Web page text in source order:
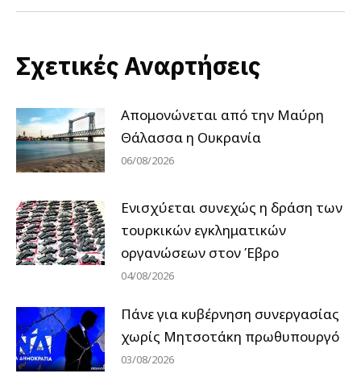
Σχετικές Αναρτήσεις
Απομονώνεται από την Μαύρη
Θάλασσα η Ουκρανία
06/08/2026
Ενισχύεται συνεχώς η δράση των
τουρκικών εγκληματικών
οργανώσεων στον Έβρο
04/08/2026
Πάνε για κυβέρνηση συνεργασίας
χωρίς Μητσοτάκη πρωθυπουργό
03/08/2026